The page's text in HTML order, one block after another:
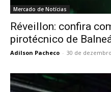
Mercado de Notícias
Réveillon: confira
pirotécnico de
Adilson Pacheco - 30 de